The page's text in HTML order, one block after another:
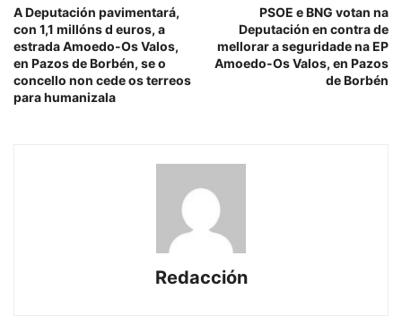
A Deputación pavimentará,
con 1,1 millóns d euros, a
estrada Amoedo-Os Valos,
en Pazos de Borbén, se o
concello non cede os terreos
para humanizala
PSOE e BNG votan na
Deputación en contra de
mellorar a seguridade na EP
Amoedo-Os Valos, en Pazos
de Borbén
Redacción